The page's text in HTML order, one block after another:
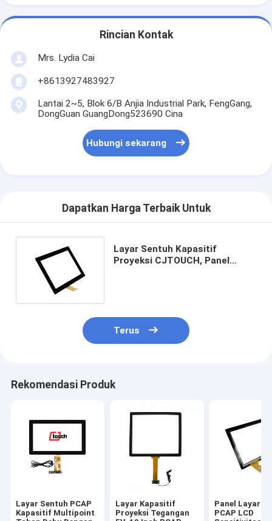
Rincian Kontak
Mrs. Lydia Cai
+8613927483927
Lantai 2~5, Blok 6/B Anjia Industrial Park, FengGang,
DongGuan GuangDong523690 Cina
Hubungi sekarang
Dapatkan Harga Terbaik Untuk
Layar Sentuh Kapasitif
Proyeksi CJTOUCH, Panel
Terus
Rekomendasi Produk
Layar Sentuh PCAP
Kapasitif Multipoint
Layar Kapasitif
Proyeksi Tegangan
Panel Layar
PCAP LCD